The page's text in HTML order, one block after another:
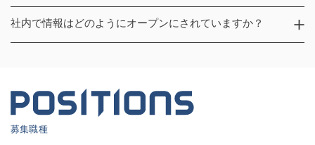
ーはほぼ出社しています。また、入社間もないオンボーディ
ング期間においては、環境構築のフォローや人間関係を築く
意味で、一定程度の出社を推奨しております。
ています。開発本部のチャンネルのほか、技術トークをする
チャンネルや、開発者ブログのネタ出しチャンネルなどがあ
SlackのハドルやGoogle Meetを使用しています。
社内で情報はどのようにオープンにされていますか？
募集職種